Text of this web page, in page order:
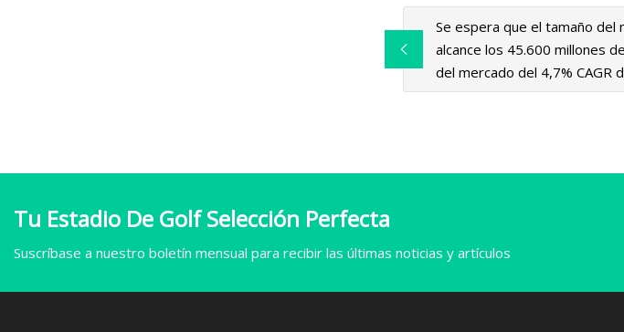
Se espera que el tamaño del
alcance los 45.600 millones
del mercado del 4,7% CAGR
Tu Estadio De Golf Selección Perfecta
Suscríbase a nuestro boletín mensual para recibir las últimas noticias y artículos